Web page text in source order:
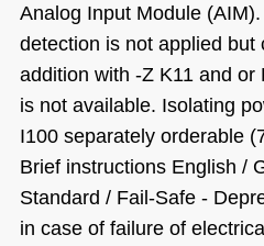
Analog Input Module
detection is not applied but
addition with ‑Z K11 and
is not available. Isolating
I100 separately orderable
Brief instructions English /
Standard / Fail-Safe -
in case of failure of